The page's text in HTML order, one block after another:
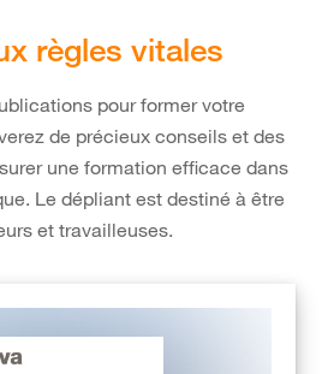
règles vitales
pour former votre
de précieux conseils et des
une formation efficace dans
Le dépliant est destiné à être
et travailleuses.